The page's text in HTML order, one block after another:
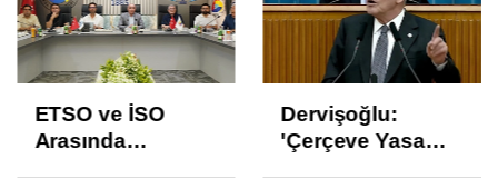
Dervişoğlu:
'Çerçeve Yasa
Araçtan izmarit ve
çöp atanlara